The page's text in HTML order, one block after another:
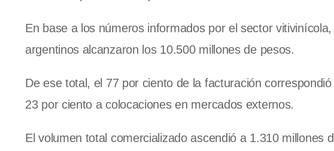
En base a los números informados por el sector
argentinos alcanzaron los 10.500 millones de pesos.
De ese total, el 77 por ciento de la facturación
23 por ciento a colocaciones en mercados externos.
El volumen total comercializado ascendió a 1.310 millones